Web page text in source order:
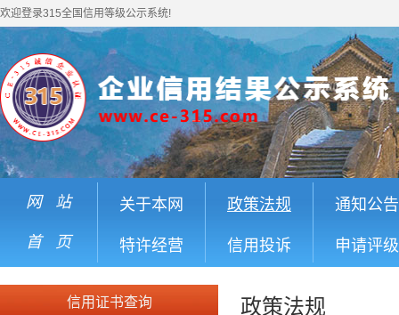
欢迎登录315全国信用等级公示系统!
网 站
首 页
关于本网
特许经营
政策法规
信用投诉
通知公告
申请评级
信用证书查询 政策法规